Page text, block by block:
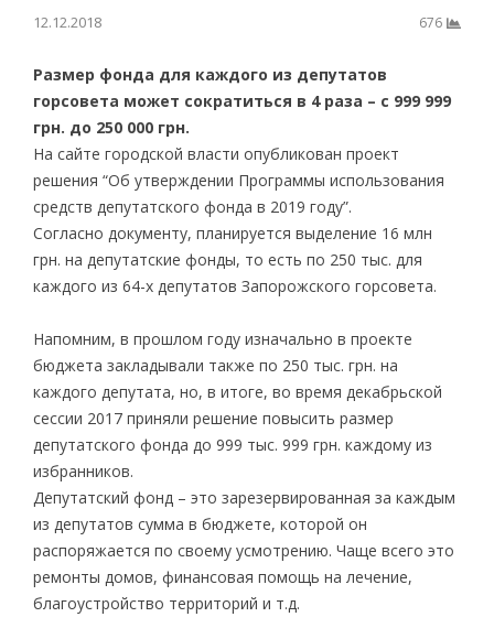
12.12.2018 676
Размер фонда для каждого из депутатов
горсовета может сократиться в 4 раза – с 999 999
грн. до 250 000 грн.
На сайте городской власти опубликован проект
решения “Об утверждении Программы использования
средств депутатского фонда в 2019 году”.
Согласно документу, планируется выделение 16 млн
грн. на депутатские фонды, то есть по 250 тыс. для
каждого из 64-х депутатов Запорожского горсовета.
Напомним, в прошлом году изначально в проекте
бюджета закладывали также по 250 тыс. грн. на
каждого депутата, но, в итоге, во время декабрьской
сессии 2017 приняли решение повысить размер
депутатского фонда до 999 тыс. 999 грн. каждому из
избранников.
Депутатский фонд – это зарезервированная за каждым
из депутатов сумма в бюджете, которой он
распоряжается по своему усмотрению. Чаще всего это
ремонты домов, финансовая помощь на лечение,
благоустройство территорий и т.д.